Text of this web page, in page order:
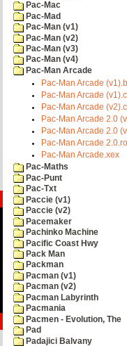
Pac-Mac
Pac-Mad
Pac-Man (v1)
Pac-Man (v2)
Pac-Man (v3)
Pac-Man (v4)
Pac-Man Arcade
Pac-Man Arcade
Pac-Man Arcade
Pac-Man Arcade
Pac-Man Arcade 2.0
Pac-Man Arcade 2.0
Pac-Man Arcade
Pac-Man Arcade.xex
Pac-Maths
Pac-Punt
Pac-Txt
Paccie (v1)
Paccie (v2)
Pacemaker
Pachinko Machine
Pacific Coast Hwy
Pack Man
Packman
Pacman (v1)
Pacman (v2)
Pacman Labyrinth
Pacmania
Pacmen - Evolution, The
Pad
Padajici Balvany